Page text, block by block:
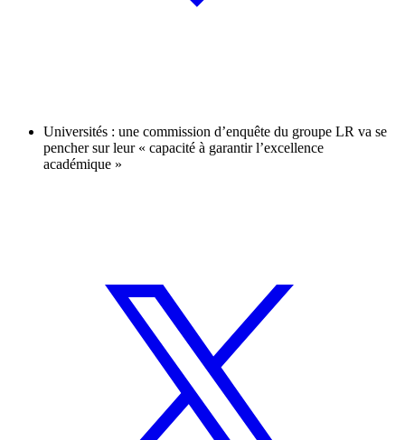
Universités : une commission d’enquête du groupe LR va se
pencher sur leur « capacité à garantir l’excellence
académique »